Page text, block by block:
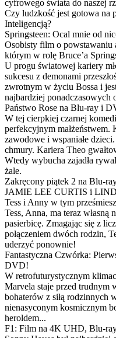
cyfrowego świata do naszej
Czy ludzkość jest gotowa na
Inteligencją?
Springsteen: Ocal mnie od
Osobisty film o powstawaniu
którym w rolę Bruce’a
U progu światowej kariery
sukcesu z demonami
zwrotnym w życiu Bossa i
najbardziej ponadczasowych
Państwo Rose na Blu-ray i
W tej cierpkiej czarnej
perfekcyjnym małżeństwem.
zawodowe i wspaniałe
chmury. Kariera Theo
Wtedy wybucha zajadła
żale.
Zakręcony piątek 2 na Blu-
JAMIE LEE CURTIS i
Tess i Anny w tym
Tess, Anna, ma teraz własną
pasierbicę. Zmagając się z
połączeniem dwóch rodzin,
uderzyć ponownie!
Fantastyczna Czwórka:
DVD!
W retrofuturystycznym
Marvela staje przed trudnym
bohaterów z siłą rodzinnych
nienasyconym kosmicznym
heroldem...
F1: Film na 4K UHD, Blu-